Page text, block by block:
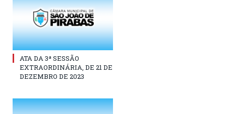
ATA DA 3ª SESSÃO
EXTRAORDINÁRIA, DE 21 DE
DEZEMBRO DE 2023